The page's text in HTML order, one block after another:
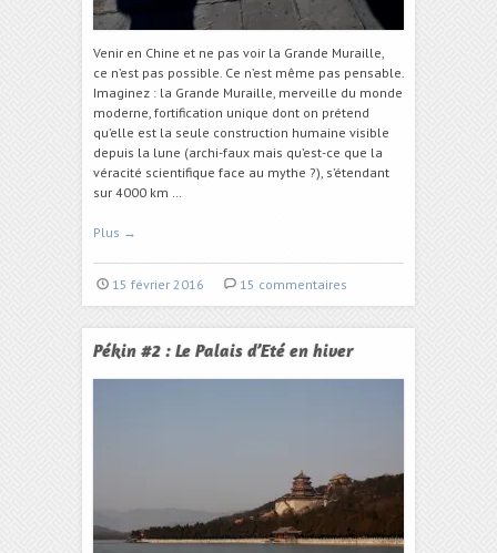
Venir en Chine et ne pas voir la Grande Muraille,
ce n’est pas possible. Ce n’est même pas pensable.
Imaginez : la Grande Muraille, merveille du monde
moderne, fortification unique dont on prétend
qu’elle est la seule construction humaine visible
depuis la lune (archi-faux mais qu’est-ce que la
véracité scientifique face au mythe ?), s’étendant
sur 4000 km …
Plus →
15 février 2016 15 commentaires
Pékin #2 : Le Palais d’Eté en hiver